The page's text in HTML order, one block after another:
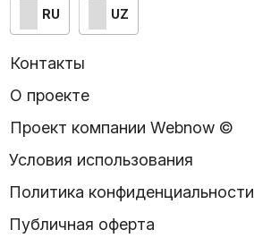
RU UZ
Контакты
О проекте
Проект компании Webnow ©
Условия использования
Политика конфиденциальности
Публичная оферта